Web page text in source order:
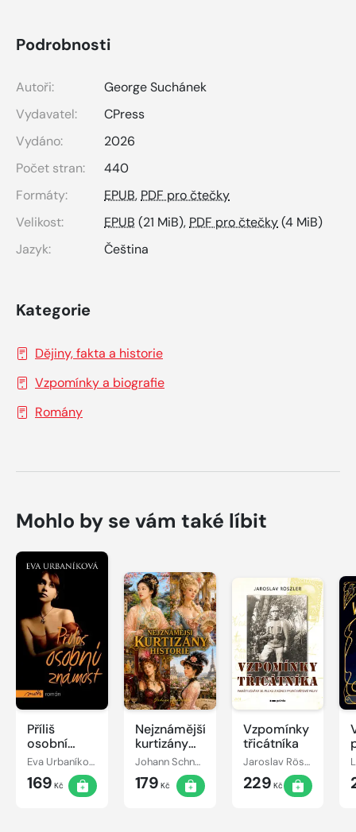
Podrobnosti
Autoři:
George Suchánek
Vydavatel:
CPress
Vydáno:
2026
Počet stran:
440
Formáty:
EPUB, PDF pro čtečky
Velikost:
EPUB (21 MiB), PDF pro čtečky(4 MiB)
Jazyk:
Čeština
Kategorie
Dějiny, fakta a historie
Vzpomínky a biografie
Romány
Mohlo by se vám také líbit
Příliš
osobní
známost
Eva Urbaníková
169 Kč
Nejznámější
kurtizány
historie
Johann Schneider
179 Kč
Vzpomínky
třicátníka
Jaroslav Röszler
229 Kč